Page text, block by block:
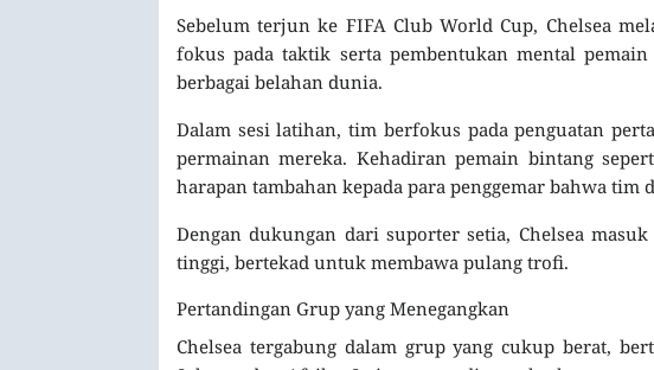
Sebelum terjun ke FIFA Club World Cup, Chelsea
fokus pada taktik serta pembentukan mental
berbagai belahan dunia.
Dalam sesi latihan, tim berfokus pada penguatan
permainan mereka. Kehadiran pemain bintang
harapan tambahan kepada para penggemar bahwa
Dengan dukungan dari suporter setia, Chelsea
tinggi, bertekad untuk membawa pulang trofi.
Pertandingan Grup yang Menegangkan
Chelsea tergabung dalam grup yang cukup berat,